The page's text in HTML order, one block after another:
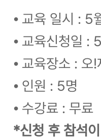
⦁ 교육 일시 : 5
⦁ 교육신청일 :
⦁ 교육장소 : 오
⦁ 인원 : 5명
⦁ 수강료 : 무료
*신청 후 참석